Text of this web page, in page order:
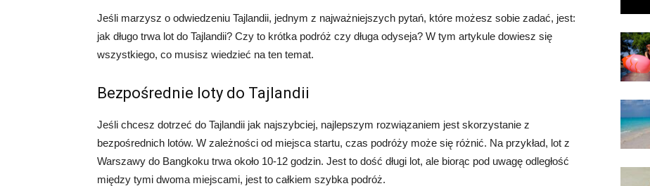
Jeśli marzysz o odwiedzeniu Tajlandii, jednym z najważniejszych pytań, które możesz sobie zadać, jest:
jak długo trwa lot do Tajlandii? Czy to krótka podróż czy długa odyseja? W tym artykule dowiesz się
wszystkiego, co musisz wiedzieć na ten temat.
Bezpośrednie loty do Tajlandii
Jeśli chcesz dotrzeć do Tajlandii jak najszybciej, najlepszym rozwiązaniem jest skorzystanie z
bezpośrednich lotów. W zależności od miejsca startu, czas podróży może się różnić. Na przykład, lot z
Warszawy do Bangkoku trwa około 10-12 godzin. Jest to dość długi lot, ale biorąc pod uwagę odległość
między tymi dwoma miejscami, jest to całkiem szybka podróż.